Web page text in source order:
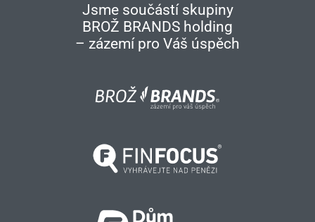
Jsme součástí skupiny
BROŽ BRANDS holding
– zázemí pro Váš úspěch